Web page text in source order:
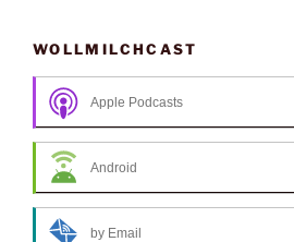
WOLLMILCHCAST
Apple Podcasts
Android
by Email